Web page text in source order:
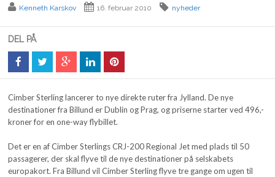
Kenneth Karskov 16. februar 2010 nyheder
DEL PÅ
Cimber Sterling lancerer to nye direkte ruter fra Jylland. De nye
destinationer fra Billund er Dublin og Prag, og priserne starter ved 496,-
kroner for en one-way flybillet.
Det er en af Cimber Sterlings CRJ-200 Regional Jet med plads til 50
passagerer, der skal flyve til de nye destinationer på selskabets
europakort. Fra Billund vil Cimber Sterling flyve tre gange om ugen til